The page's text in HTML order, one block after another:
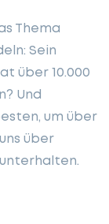
Thema
Sein
über 10.000
Und
um über
über